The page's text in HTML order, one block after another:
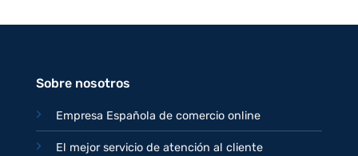
originalactual
Sobre nosotros
Empresa Española de comercio online
El mejor servicio de atención al cliente